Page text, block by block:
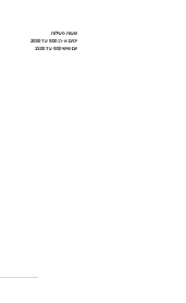
שעות פעילות
ימים א-ה: 9:00 עד 20:00
יום שישי 9:00 עד 15:00